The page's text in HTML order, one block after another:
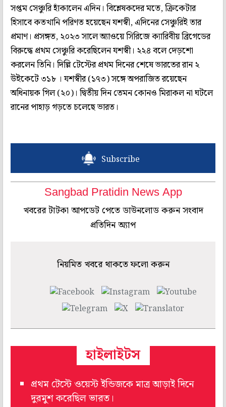
সপ্তম সেঞ্চুরি হাঁকালেন এদিন। বিশ্লেষকদের মতে, ক্রিকেটার
হিসাবে কতখানি পরিণত হয়েছেন যশস্বী, এদিনের সেঞ্চুরিই তার
প্রমাণ। প্রসঙ্গত, ২০২৩ সালে অ্যাওয়ে সিরিজে ক্যারিবীয় ব্রিগেডের
বিরুদ্ধে প্রথম সেঞ্চুরি করেছিলেন যশস্বী। ২২৪ বলে দেড়শো
করলেন তিনি। দিল্লি টেস্টের প্রথম দিনের শেষে ভারতের রান ২
উইকেটে ৩১৮ । যশস্বীর (১৭৩) সঙ্গে অপরাজিত রয়েছেন
অধিনায়ক গিল (২০)। দ্বিতীয় দিন তেমন কোনও মিরাকল না ঘটলে
রানের পাহাড় গড়তে চলেছে ভারত।
Subscribe
Sangbad Pratidin News App
খবরের টাটকা আপডেট পেতে ডাউনলোড করুন সংবাদ
প্রতিদিন অ্যাপ
নিয়মিত খবরে থাকতে ফলো করুন
হাইলাইটস
প্রথম টেস্টে ওয়েস্ট ইন্ডিজকে মাত্র আড়াই দিনে
দুরমুশ করেছিল ভারত।